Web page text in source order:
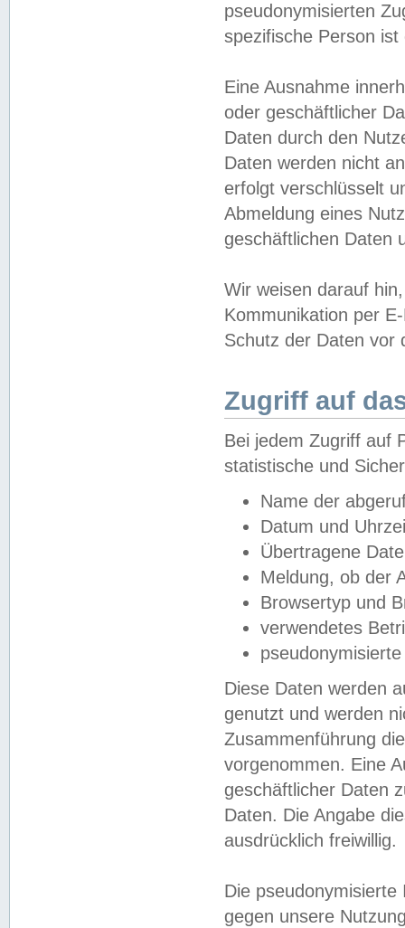
pseudonymisierten
spezifische Person
Eine Ausnahme
oder geschäftlicher
Daten durch den
Daten werden nicht
erfolgt verschlüsselt
Abmeldung eines
geschäftlichen Daten
Wir weisen darauf
Kommunikation per
Schutz der Daten vor
Zugriff auf
Bei jedem Zugriff auf
statistische und
Name der
Datum und
Übertragene
Meldung, ob der
Browsertyp und
verwendetes
Diese Daten werden
genutzt und werden
Zusammenführung
vorgenommen. Eine
geschäftlicher Daten
Daten. Die Angabe
ausdrücklich freiwillig.
Die
gegen unsere